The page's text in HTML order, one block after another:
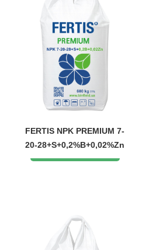
FERTIS NPK PREMIUM 7-
20-28+S+0,2%B+0,02%Zn